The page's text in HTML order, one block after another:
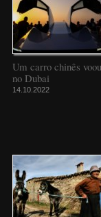
Um carro chinês voou
no Dubai
14.10.2022